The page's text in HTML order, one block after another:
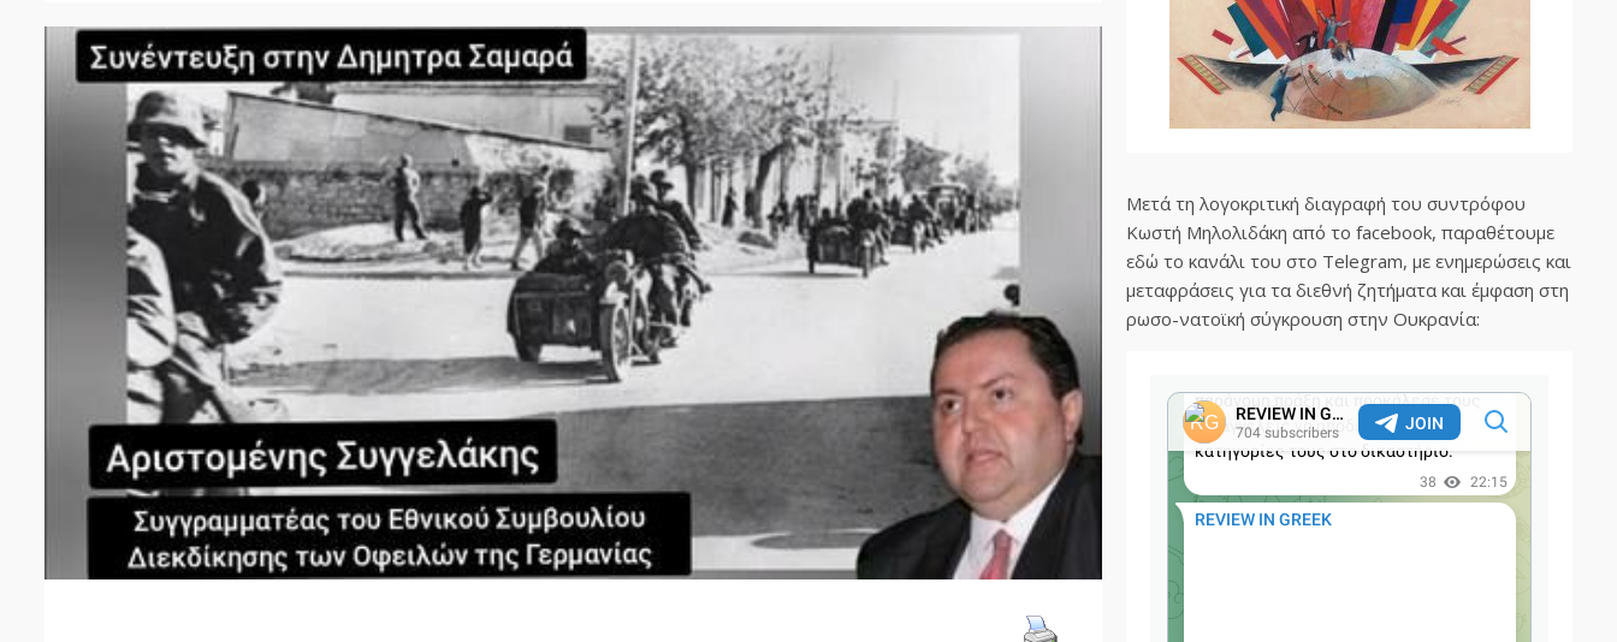
Μετά τη λογοκριτική διαγραφή του συντρόφου
Κωστή Μηλολιδάκη από το facebook, παραθέτουμε
εδώ το κανάλι του στο Telegram, με ενημερώσεις και
μεταφράσεις για τα διεθνή ζητήματα και έμφαση στη
ρωσο-νατοϊκή σύγκρουση στην Ουκρανία: